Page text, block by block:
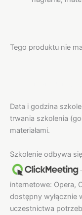
Tego produktu nie
Data i godzina
trwania szkolenia
materiałami.
Szkolenie odbywa
internetowe: Opera,
dostępny wyłącznie
uczestnictwa